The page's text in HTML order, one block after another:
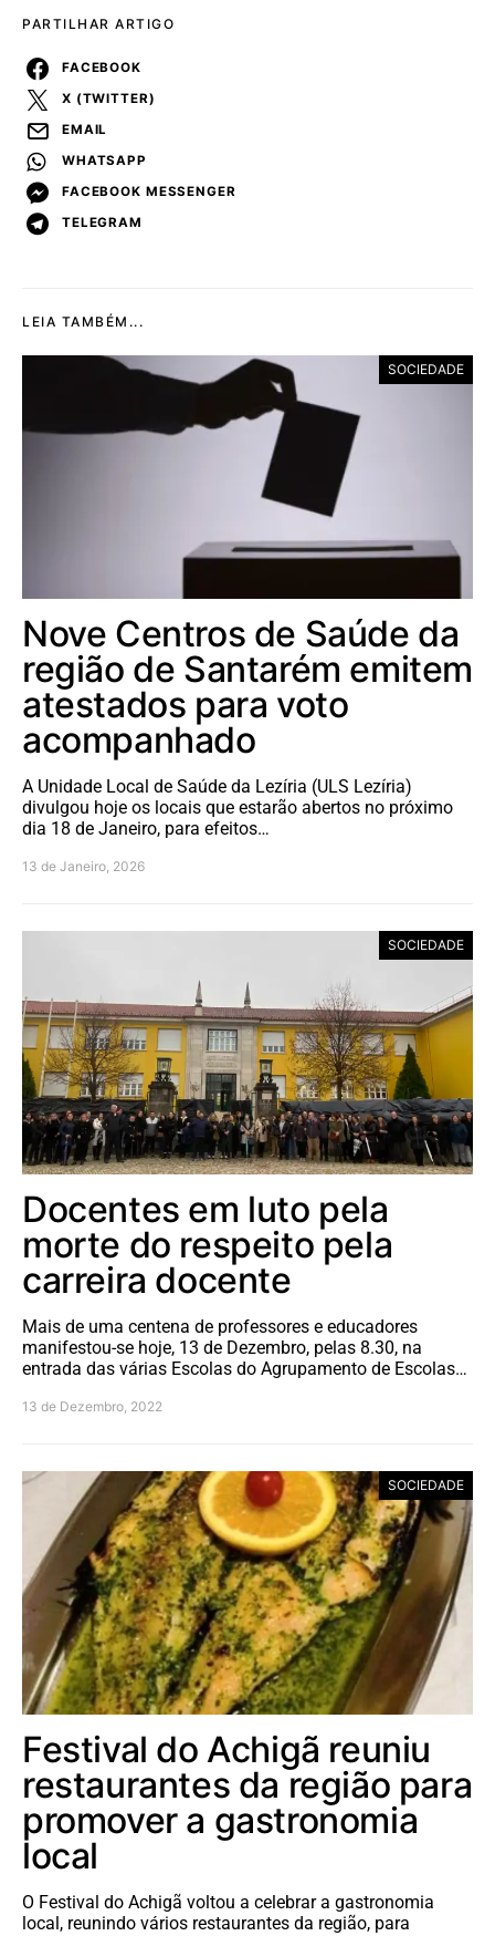
PARTILHAR ARTIGO
FACEBOOK
X (TWITTER)
EMAIL
WHATSAPP
FACEBOOK MESSENGER
TELEGRAM
LEIA TAMBÉM...
SOCIEDADE
Nove Centros de Saúde da
região de Santarém emitem
atestados para voto
acompanhado
A Unidade Local de Saúde da Lezíria (ULS Lezíria)
divulgou hoje os locais que estarão abertos no próximo
dia 18 de Janeiro, para efeitos…
13 de Janeiro, 2026
SOCIEDADE
Docentes em luto pela
morte do respeito pela
carreira docente
Mais de uma centena de professores e educadores
manifestou-se hoje, 13 de Dezembro, pelas 8.30, na
entrada das várias Escolas do Agrupamento de Escolas…
13 de Dezembro, 2022
SOCIEDADE
Festival do Achigã reuniu
restaurantes da região para
promover a gastronomia
local
O Festival do Achigã voltou a celebrar a gastronomia
local, reunindo vários restaurantes da região, para